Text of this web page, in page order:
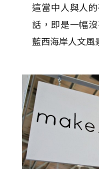
這當中人與人
話，即是一幅
藍西海岸人文風